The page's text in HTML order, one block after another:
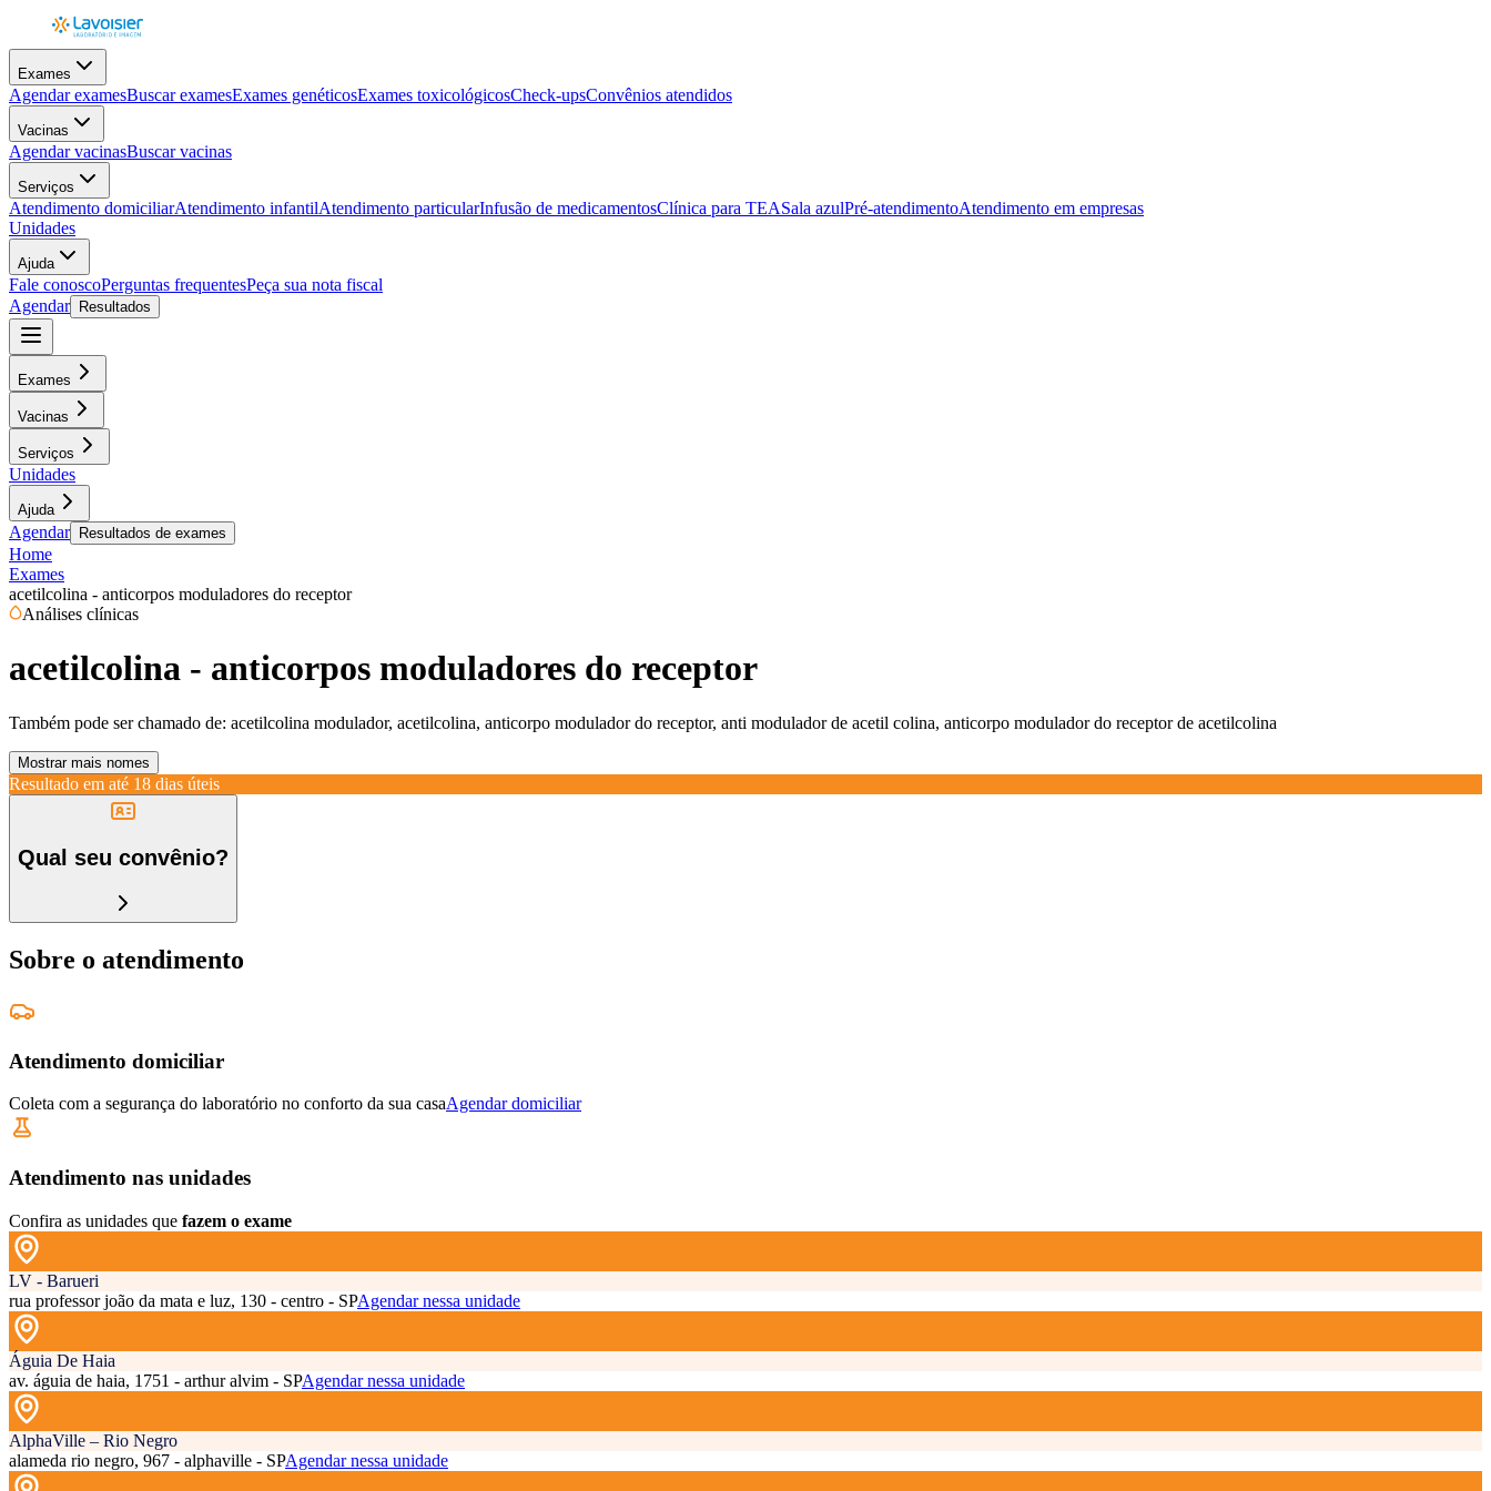
Exames
Agendar examesBuscar examesExames genéticosExames toxicológicosCheck-upsConvênios atendidos
Vacinas
Agendar vacinasBuscar vacinas
Serviços
Atendimento domiciliarAtendimento infantilAtendimento particularInfusão de medicamentosClínica para TEASala azulPré-atendimentoAtendimento em empresas
Unidades
Ajuda
Fale conoscoPerguntas frequentesPeça sua nota fiscal
Agendar
Resultados
Exames
Vacinas
Serviços
Unidades
Ajuda
Agendar Resultados de exames
Home
Exames
acetilcolina - anticorpos moduladores do receptor
Análises clínicas
acetilcolina - anticorpos moduladores do receptor
Também pode ser chamado de: acetilcolina modulador, acetilcolina, anticorpo modulador do receptor, anti modulador de acetil colina, anticorpo modulador do receptor de acetilcolina
Mostrar mais nomes
Resultado em até 18 dias úteis
Qual seu convênio?
Sobre o atendimento
Atendimento domiciliar
Coleta com a segurança do laboratório no conforto da sua casaAgendar domiciliar
Atendimento nas unidades
Confira as unidades que fazem o exame
LV - Barueri
rua professor joão da mata e luz, 130 - centro - SPAgendar nessa unidade
Águia De Haia
av. águia de haia, 1751 - arthur alvim - SPAgendar nessa unidade
AlphaVille – Rio Negro
alameda rio negro, 967 - alphaville - SPAgendar nessa unidade